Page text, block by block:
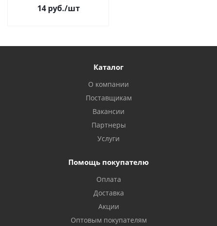
14 руб./шт
Каталог
О компании
Поставщикам
Вакансии
Партнеры
Услуги
Помощь покупателю
Оплата
Доставка
Акции
Оптовым покупателям